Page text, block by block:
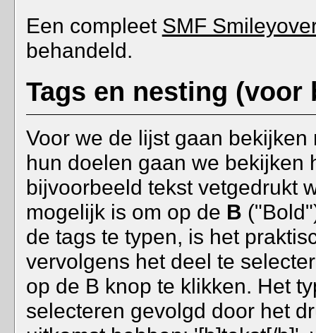
Een compleet SMF
behandeld.
Tags en nesting (voor
Voor we de lijst gaan
hun doelen gaan we bekijken
bijvoorbeeld tekst vetgedrukt
mogelijk is om op de B
de tags te typen, is het
vervolgens het deel te
op de B knop te klikken. Het
selecteren gevolgd door het